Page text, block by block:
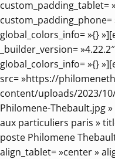
global_colors_info= »{}
_builder_version=
global_colors_info= »{}
src= »https://
content/uploads/2023/
Philomene-Thebault.jpg
aux particuliers paris »
poste Philomene
align_tablet= »center »